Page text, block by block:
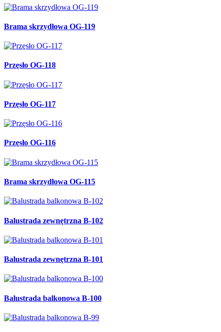
Brama skrzydłowa OG-119
Przęsło OG-118
Przęsło OG-117
Przęsło OG-116
Brama skrzydłowa OG-115
Balustrada zewnętrzna B-102
Balustrada zewnętrzna B-101
Balustrada balkonowa B-100